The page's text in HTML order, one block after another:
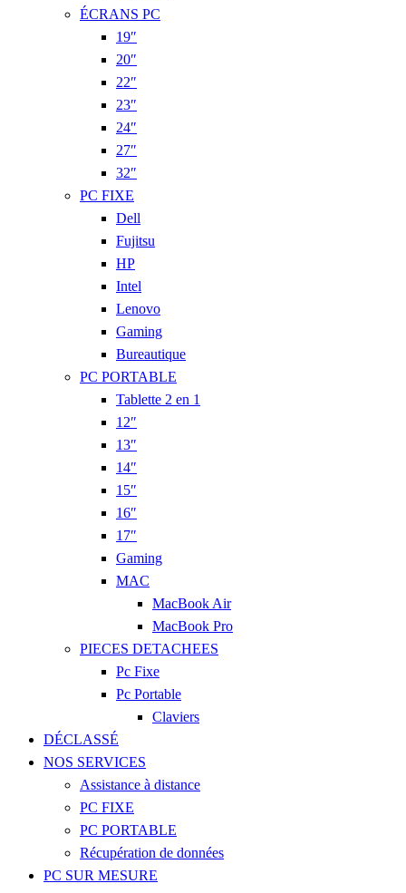
ÉCRANS PC
19″
20″
22″
23″
24″
27″
32″
PC FIXE
Dell
Fujitsu
HP
Intel
Lenovo
Gaming
Bureautique
PC PORTABLE
Tablette 2 en 1
12″
13″
14″
15″
16″
17″
Gaming
MAC
MacBook Air
MacBook Pro
PIECES DETACHEES
Pc Fixe
Pc Portable
Claviers
DÉCLASSÉ
NOS SERVICES
Assistance à distance
PC FIXE
PC PORTABLE
Récupération de données
PC SUR MESURE